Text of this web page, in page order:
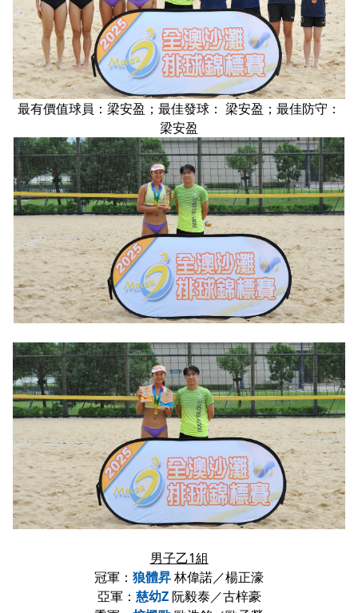
最有價值球員：梁安盈；最佳發球： 梁安盈；最佳防守：
梁安盈
男子乙1組
冠軍： 狼體昇林偉諾／楊正濠
亞軍： 慈幼Z 阮毅泰／古梓豪